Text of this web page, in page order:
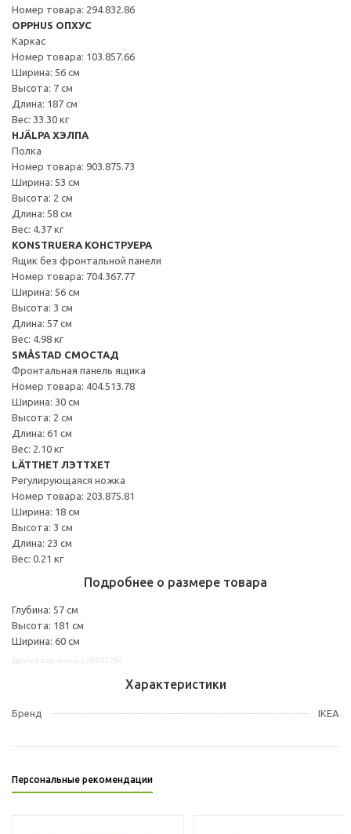
Номер товара: 294.832.86
OPPHUS ОПХУС
Каркас
Номер товара: 103.857.66
Ширина: 56 см
Высота: 7 см
Длина: 187 см
Вес: 33.30 кг
HJÄLPA ХЭЛПА
Полка
Номер товара: 903.875.73
Ширина: 53 см
Высота: 2 см
Длина: 58 см
Вес: 4.37 кг
KONSTRUERA КОНСТРУЕРА
Ящик без фронтальной панели
Номер товара: 704.367.77
Ширина: 56 см
Высота: 3 см
Длина: 57 см
Вес: 4.98 кг
SMÅSTAD СМОСТАД
Фронтальная панель ящика
Номер товара: 404.513.78
Ширина: 30 см
Высота: 2 см
Длина: 61 см
Вес: 2.10 кг
LÄTTHET ЛЭТТХЕТ
Регулирующаяся ножка
Номер товара: 203.875.81
Ширина: 18 см
Высота: 3 см
Длина: 23 см
Вес: 0.21 кг
Подробнее о размере товара
Глубина: 57 см
Высота: 181 см
Ширина: 60 см
Характеристики
Бренд IKEA
Персональные рекомендации